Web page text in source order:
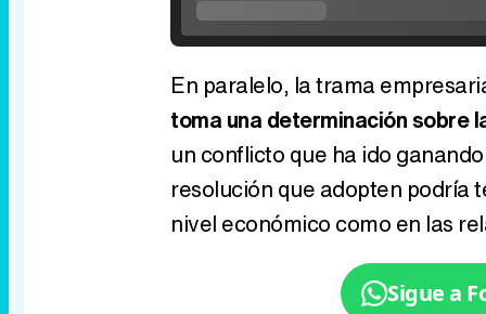
Pause
back
20
forward
30
En paralelo, la trama
toma una determinación sobre
un conflicto que ha ido
resolución que adopten podría
nivel económico como en las
Sigue a